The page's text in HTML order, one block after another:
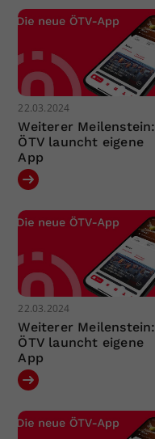
22.03.2024
Weiterer Meilenstein:
ÖTV launcht eigene
App
22.03.2024
Weiterer Meilenstein:
ÖTV launcht eigene
App